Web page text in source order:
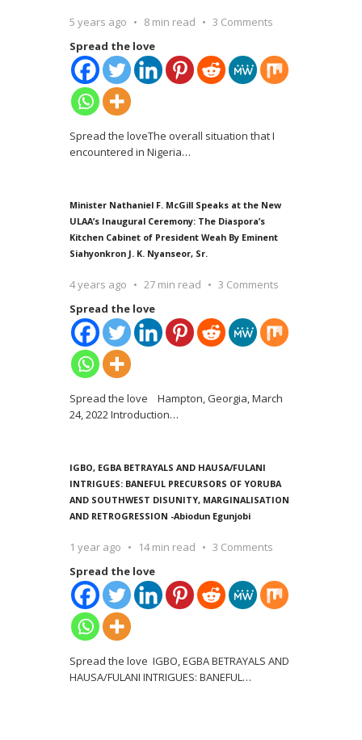
5 years ago 8 min read
3 Comments
Spread the love
Spread the loveThe overall situation that I
encountered in Nigeria…
Minister Nathaniel F. McGill Speaks at the New
ULAA’s Inaugural Ceremony: The Diaspora’s
Kitchen Cabinet of President Weah By Eminent
Siahyonkron J. K. Nyanseor, Sr.
4 years ago 27 min read
3 Comments
Spread the love
Spread the love Hampton, Georgia, March
24, 2022 Introduction…
IGBO, EGBA BETRAYALS AND HAUSA/FULANI
INTRIGUES: BANEFUL PRECURSORS OF YORUBA
AND SOUTHWEST DISUNITY, MARGINALISATION
AND RETROGRESSION -Abiodun Egunjobi
1 year ago 14 min read
3 Comments
Spread the love
Spread the love IGBO, EGBA BETRAYALS AND
HAUSA/FULANI INTRIGUES: BANEFUL…